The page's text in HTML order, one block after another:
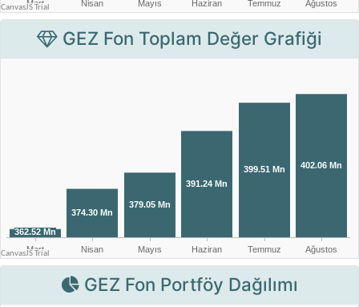
GEZ Fon Toplam Değer Grafiği
GEZ Fon Portföy Dağılımı